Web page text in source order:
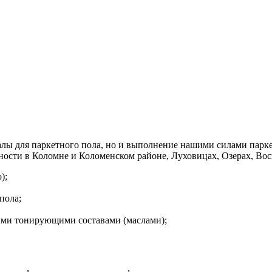
для паркетного пола, но и выполнение нашими силами
в Коломне и Коломенском районе, Луховицах, Озерах,
тонирующими составами (маслами);